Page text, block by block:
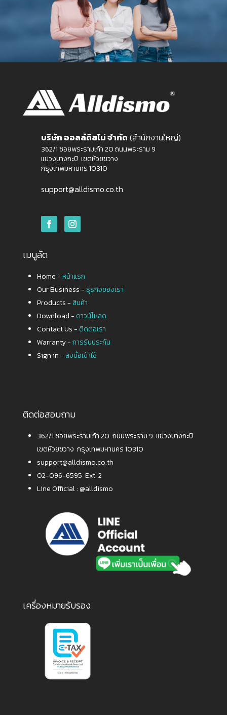
บริษัท ออลล์ดิสโม่ จำกัด (สำนักงานใหญ่)
362/1 ซอยพระรามเก้า 20 ถนนพระราม 9
แขวงบางกะปิ เขตห้วยขวาง
กรุงเทพมหานคร 10310
support@alldismo.co.th
เมนูลัด
Home -หน้าแรก
Our Business -ธุรกิจของเรา
Products - สินค้า
Download - ดาวน์โหลด
Contact Us - ติดต่อเรา
Warranty -การรับประกัน
Sign in - ลงชื่อเข้าใช้
ติดต่อสอบถาม
362/1 ซอยพระรามเก้า 20 ถนนพระราม 9 แขวงบางกะปิ
เขตห้วยขวาง กรุงเทพมหานคร 10310
support@alldismo.co.th
02-096-6595 Ext. 2
Line Official :@alldismo
เครื่องหมายรับรอง